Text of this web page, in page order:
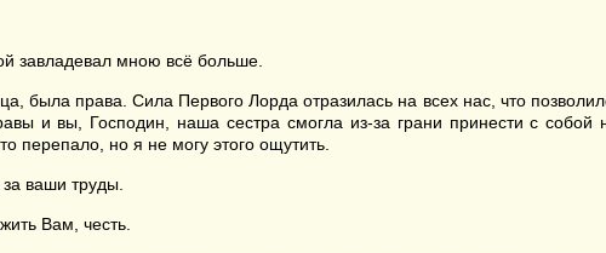
завладевал мною всё больше.
была права. Сила Первого Лорда отразилась на всех нас, что
и вы, Господин, наша сестра смогла из-за грани принести с собой
перепало, но я не могу этого ощутить.
ваши труды.
Вам, честь.